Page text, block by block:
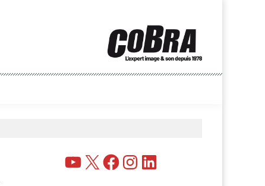
YouTube
X FacebookInstagramLinkedIn